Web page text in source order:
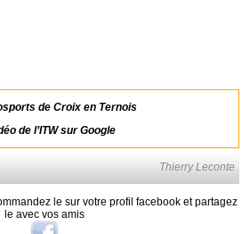
de Croix en Ternois
de l’ITW sur Google
Thierry Leconte
le sur votre profil facebook et partagez
le avec vos amis